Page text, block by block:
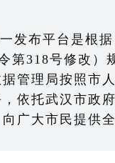
发布平台是根
第318号修改
管理局按照市
依托武汉市政
广大市民提供